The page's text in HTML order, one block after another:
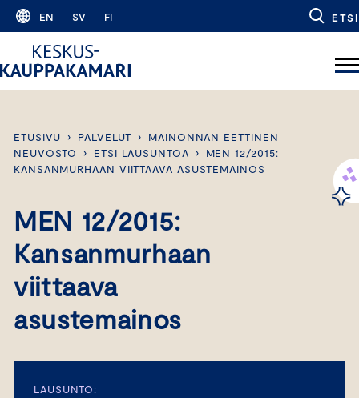
Skip
content
EN SV FI ETSI
ETUSIVU › PALVELUT ›
MAINONNAN EETTINEN
NEUVOSTO
› ETSI LAUSUNTOA ›
MEN 12/2015:
KANSANMURHAAN VIITTAAVA ASUSTEMAINOS
MEN 12/2015:
Kansanmurhaan
viittaava
asustemainos
LAUSUNTO: